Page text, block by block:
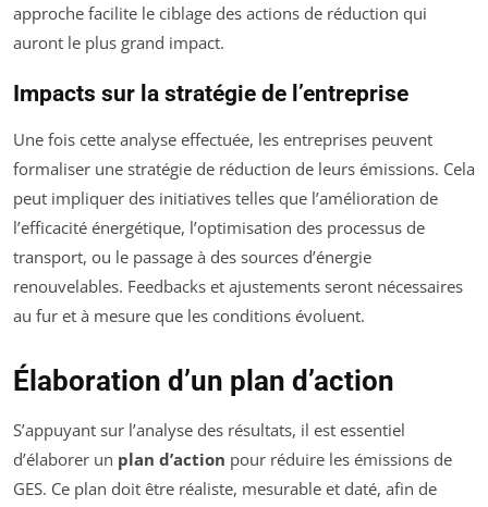
approche facilite le ciblage des actions de réduction qui
auront le plus grand impact.
Impacts sur la stratégie de l’entreprise
Une fois cette analyse effectuée, les entreprises peuvent
formaliser une stratégie de réduction de leurs émissions. Cela
peut impliquer des initiatives telles que l’amélioration de
l’efficacité énergétique, l’optimisation des processus de
transport, ou le passage à des sources d’énergie
renouvelables. Feedbacks et ajustements seront nécessaires
au fur et à mesure que les conditions évoluent.
Élaboration d’un plan d’action
S’appuyant sur l’analyse des résultats, il est essentiel
d’élaborer un plan d’action pour réduire les émissions de
GES. Ce plan doit être réaliste, mesurable et daté, afin de